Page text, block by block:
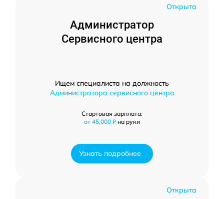
Открыта
Администратор
Сервисного центра
Ищем специалиста на должность
Администратора сервисного центра
Стартовая зарплата:
от 45,000 ₽ на руки
Узнать подробнее
Открыта